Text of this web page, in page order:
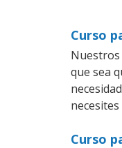
Curso
Nuestros
que sea
Curso